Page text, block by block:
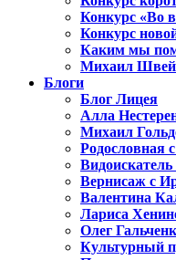
Конкурс «Во
Конкурс
Каким мы
Михаил
Блоги
Блог Лицея
Алла
Михаил
Родословная
Вернисаж с
Валентина
Лариса
Олег
Культурный